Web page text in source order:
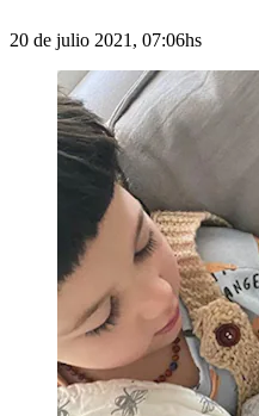
20 de julio 2021, 07:06hs